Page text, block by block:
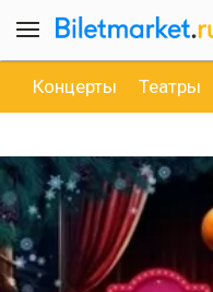
Концерты Театры